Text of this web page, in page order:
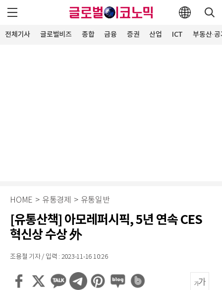
전체기사 글로벌비즈 종합 금융 증권 산업 ICT 부동산·
HOME > 유통경제 > 유통일반
[유통산책] 아모레퍼시픽, 5년 연속 CES
혁신상 수상 外
조용철 기자 / 입력 : 2023-11-16 10:26